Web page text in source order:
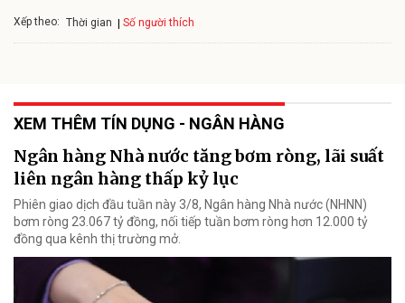
Xếp theo: Thời gian Số người thích
XEM THÊM TÍN DỤNG - NGÂN HÀNG
Ngân hàng Nhà nước tăng bơm ròng, lãi suất
liên ngân hàng thấp kỷ lục
Phiên giao dịch đầu tuần này 3/8, Ngân hàng Nhà nước (NHNN)
bơm ròng 23.067 tỷ đồng, nối tiếp tuần bơm ròng hơn 12.000 tỷ
đồng qua kênh thị trường mở.